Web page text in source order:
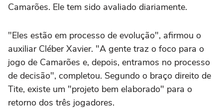
Camarões. Ele tem sido avaliado diariamente.
"Eles estão em processo de evolução", afirmou o
auxiliar Cléber Xavier. "A gente traz o foco para o
jogo de Camarões e, depois, entramos no processo
de decisão", completou. Segundo o braço direito de
Tite, existe um "projeto bem elaborado" para o
retorno dos três jogadores.